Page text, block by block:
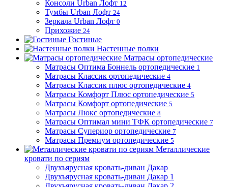
Консоли Urban Лофт 12
Тумбы Urban Лофт 24
Зеркала Urban Лофт 0
Прихожие 24
Гостиные
Настенные полки
Матрасы ортопедические
Матрасы Оптима Боннель ортопедические 1
Матрасы Классик ортопедические 4
Матрасы Классик плюс ортопедические 4
Матрасы Комфорт Плюс ортопедические 5
Матрасы Комфорт ортопедические 5
Матрасы Люкс ортопедические 8
Матрасы Оптимал мини ТФК ортопедические 7
Матрасы Супериор ортопедические 7
Матрасы Премиум ортопедические 5
Металлические
кровати по сериям
Двухъярусная кровать-диван Дакар
Двухъярусная кровать-диван Дакар 1